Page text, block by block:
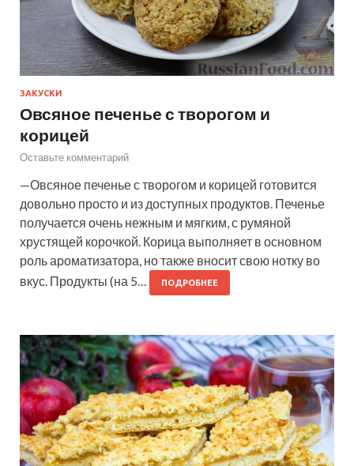
ЗАКУСКИ
Овсяное печенье с творогом и
корицей
Оставьте комментарий
—Овсяное печенье с творогом и корицей готовится
довольно просто и из доступных продуктов. Печенье
получается очень нежным и мягким, с румяной
хрустящей корочкой. Корица выполняет в основном
роль ароматизатора, но также вносит свою нотку во
вкус. Продукты (на 5…
ПОДРОБНЕЕ